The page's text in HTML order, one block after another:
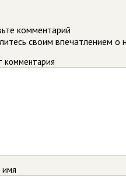
комментарий
своим впечатлением о
комментария